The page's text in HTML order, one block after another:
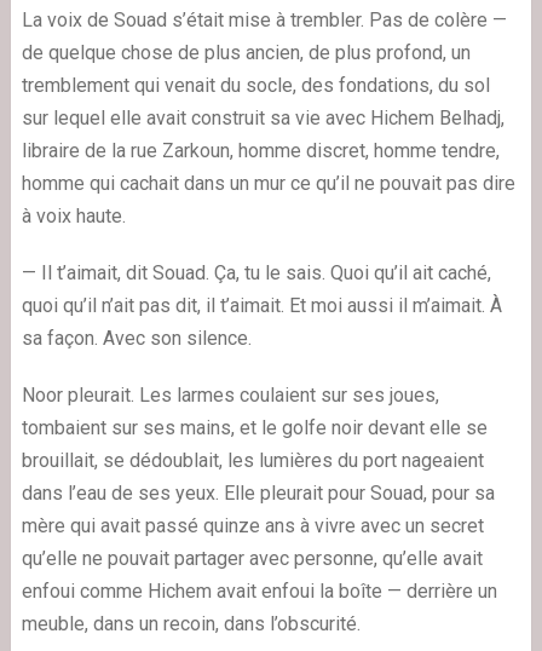
La voix de Souad s’était mise à trembler. Pas de colère —
de quelque chose de plus ancien, de plus profond, un
tremblement qui venait du socle, des fondations, du sol
sur lequel elle avait construit sa vie avec Hichem Belhadj,
libraire de la rue Zarkoun, homme discret, homme tendre,
homme qui cachait dans un mur ce qu’il ne pouvait pas dire
à voix haute.
— Il t’aimait, dit Souad. Ça, tu le sais. Quoi qu’il ait caché,
quoi qu’il n’ait pas dit, il t’aimait. Et moi aussi il m’aimait. À
sa façon. Avec son silence.
Noor pleurait. Les larmes coulaient sur ses joues,
tombaient sur ses mains, et le golfe noir devant elle se
brouillait, se dédoublait, les lumières du port nageaient
dans l’eau de ses yeux. Elle pleurait pour Souad, pour sa
mère qui avait passé quinze ans à vivre avec un secret
qu’elle ne pouvait partager avec personne, qu’elle avait
enfoui comme Hichem avait enfoui la boîte — derrière un
meuble, dans un recoin, dans l’obscurité.